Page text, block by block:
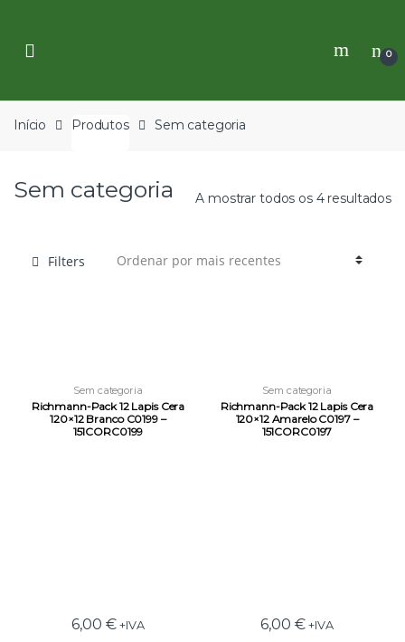
navigation
content
0
Início Produtos Sem categoria
Sem categoria A mostrar todos os 4 resultados
Filters
Sem categoria
Richmann-Pack 12 Lapis Cera
120×12 Branco C0199 –
151CORC0199
6,00 € +IVA
Sem categoria
Richmann-Pack 12 Lapis Cera
120×12 Amarelo C0197 –
151CORC0197
6,00 € +IVA